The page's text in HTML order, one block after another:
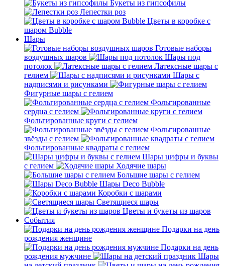
Букеты из гипсофилы
Лепестки роз
Цветы в коробке с
шаром Bubble
Шары
Готовые наборы
воздушных шаров
Шары под
потолок
Латексные шары с
гелием
Шары с
надписями и рисунками
Фигурные шары с гелием
Фольгированные
сердца с гелием
Фольгированные круги с гелием
Фольгированные
звёзды с гелием
Фольгированные квадраты с гелием
Шары цифры и буквы
с гелием
Ходячие шары
Большие шары с гелием
Шары Deco Bubble
Коробки с шарами
Светящиеся шары
Цветы и букеты из шаров
События
Подарки на день
рождения женщине
Подарки на день
рождения мужчине
Шары